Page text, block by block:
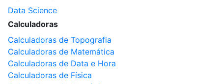
Data Science
Calculadoras
Calculadoras de Topografia
Calculadoras de Matemática
Calculadoras de Data e Hora
Calculadoras de Física